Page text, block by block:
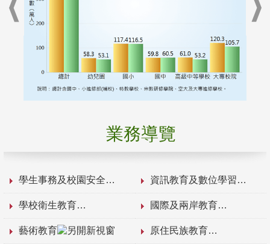
業務導覽
學生事務及校園安全 資訊教育及數位學習
學校衛生教育 國際及兩岸教育
藝術教育 原住民族教育